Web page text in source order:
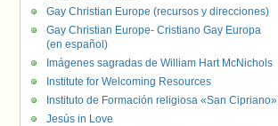
Gay Christian Europe (recursos y direcciones)
Gay Christian Europe- Cristiano Gay Europa
(en español)
Imágenes sagradas de William Hart McNichols
Institute for Welcoming Resources
Instituto de Formación religiosa «San Cipriano»
Jesús in Love